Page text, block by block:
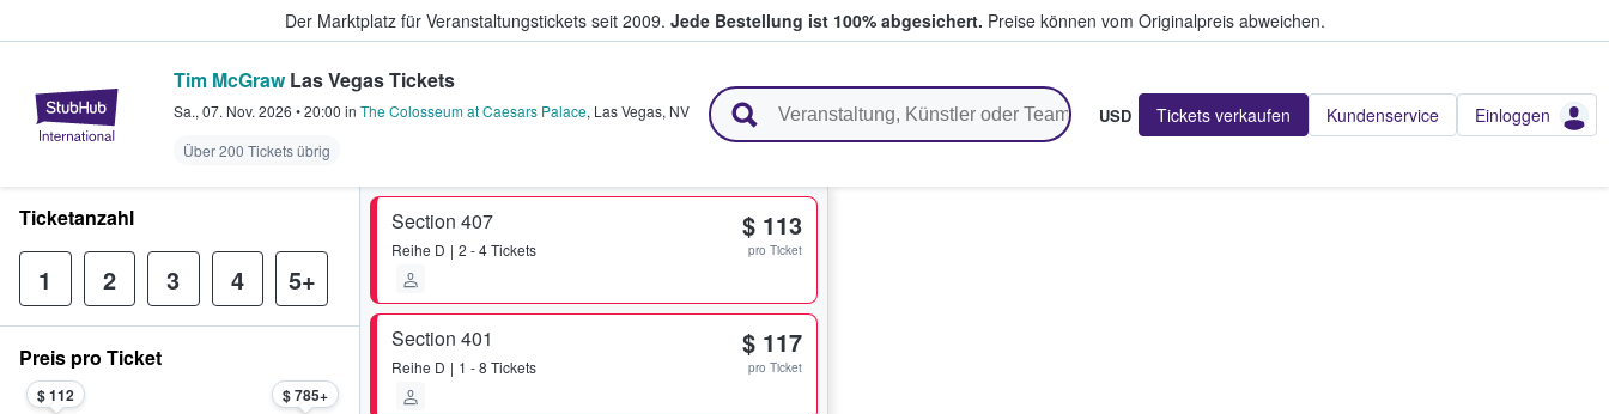
Der Marktplatz für Veranstaltungstickets seit 2009. Jede Bestellung ist 100% abgesichert. Preise können vom Originalpreis abweichen.
StubHub - Wo Fans Tickets kaufen & verkaufen
Tim McGrawLas Vegas Tickets
Sa., 07. Nov. 2026 •20:00 in The Colosseum at Caesars Palace, Las Vegas, NV
Über 200 Tickets übrig
USD Tickets verkaufen Kundenservice Einloggen
Section 407
Reihe D 2 - 4 Tickets
$ 113
pro Ticket
Section 401
Reihe D 1 - 8 Tickets
$ 117
pro Ticket
Ticketanzahl
1 2 3 4 5+
Preis pro Ticket
$ 112 $ 785